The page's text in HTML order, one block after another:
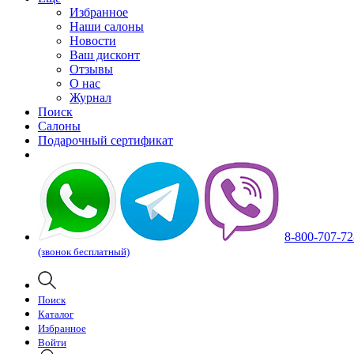
Избранное
Наши салоны
Новости
Ваш дисконт
Отзывы
О нас
Журнал
Поиск
Салоны
Подарочный сертификат
8-800-707-
(звонок бесплатный)
Поиск
Каталог
Избранное
Войти